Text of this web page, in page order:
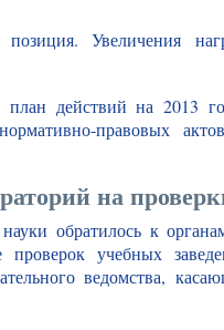
Увеличения
действий на 2013
правовых
на
обратилось к
проверок учебных
ведомства,